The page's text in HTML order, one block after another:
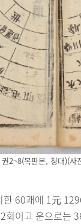
2~8(목판본, 청대)(사
60괘에 1元
이고 운으로는